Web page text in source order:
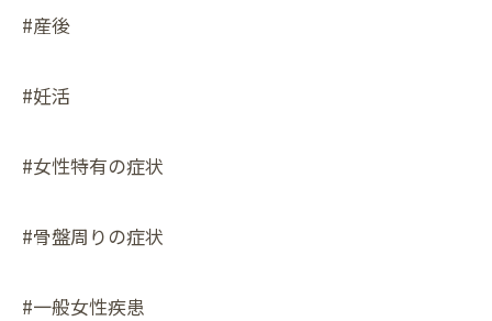
#産後
#妊活
#女性特有の症状
#骨盤周りの症状
#一般女性疾患